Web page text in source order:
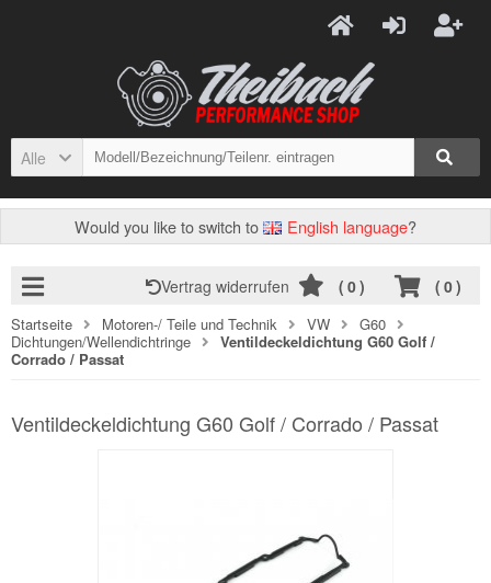
Alle
Would you like to switch to English language?
( 0)
Vertrag widerrufen ( 0)
Startseite Motoren-/ Teile und Technik VW
G60
Dichtungen/Wellendichtringe
Ventildeckeldichtung G60 Golf /
Corrado / Passat
Ventildeckeldichtung G60 Golf / Corrado / Passat